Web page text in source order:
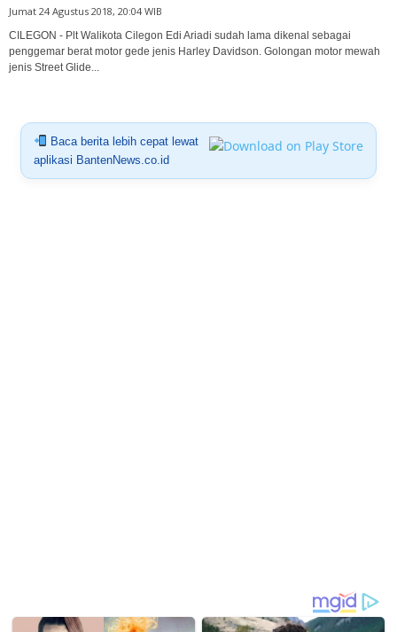
Jumat 24 Agustus 2018, 20:04 WIB
CILEGON - Plt Walikota Cilegon Edi Ariadi sudah lama dikenal sebagai
penggemar berat motor gede jenis Harley Davidson. Golongan motor mewah
jenis Street Glide...
Baca berita lebih cepat lewat
aplikasi BantenNews.co.id